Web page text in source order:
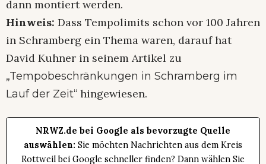
dann montiert werden.
Hinweis: Dass Tempolimits schon vor 100 Jahren
in Schramberg ein Thema waren, darauf hat
David Kuhner in seinem Artikel zu
„Tempobeschränkungen in Schramberg im
Lauf der Zeit“ hingewiesen.
NRWZ.de bei Google als bevorzugte Quelle
auswählen: Sie möchten Nachrichten aus dem Kreis
Rottweil bei Google schneller finden? Dann wählen Sie